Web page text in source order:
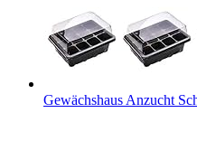
Gewächshaus Anzucht